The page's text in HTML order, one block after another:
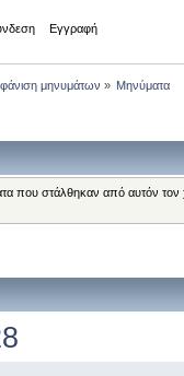
Εγγραφή
μηνυμάτων » Μηνύματα
που στάλθηκαν από αυτόν